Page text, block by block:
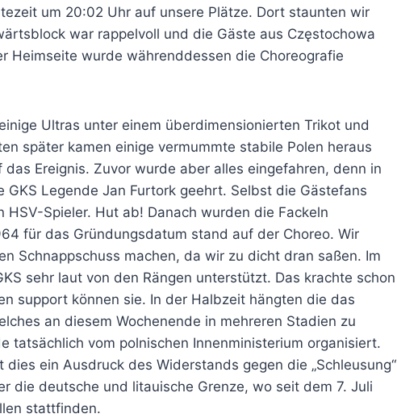
um 20:02 Uhr auf unsere Plätze. Dort staunten wir
war rappelvoll und die Gäste aus Częstochowa
Heimseite wurde währenddessen die Choreografie
Ultras unter einem überdimensionierten Trikot und
später kamen einige vermummte stabile Polen heraus
Ereignis. Zuvor wurde aber alles eingefahren, denn in
Legende Jan Furtork geehrt. Selbst die Gästefans
HSV-Spieler. Hut ab! Danach wurden die Fackeln
für das Gründungsdatum stand auf der Choreo. Wir
Schnappschuss machen, da wir zu dicht dran saßen. Im
sehr laut von den Rängen unterstützt. Das krachte schon
support können sie. In der Halbzeit hängten die das
an diesem Wochenende in mehreren Stadien zu
tatsächlich vom polnischen Innenministerium organisiert.
ein Ausdruck des Widerstands gegen die „Schleusung“
die deutsche und litauische Grenze, wo seit dem 7. Juli
stattfinden.